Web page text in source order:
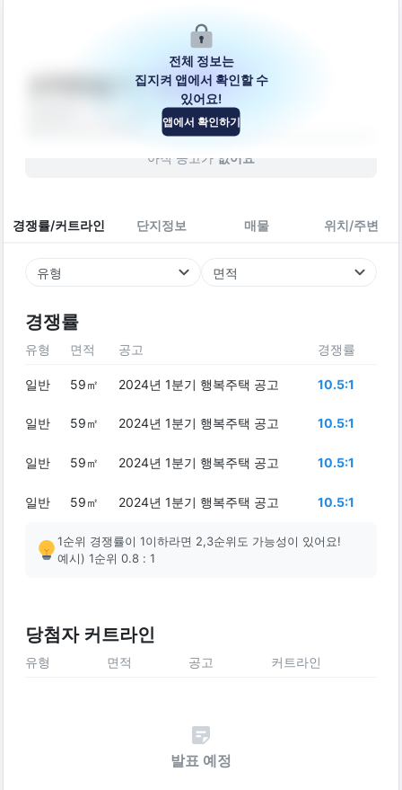
스마트빌2차 103동
대전광역시 서구 가장로 14
아직 공고가 없어요
경쟁률/커트라인 단지정보 매물 위치/주변
유형 면적
경쟁률
전체 정보는
집지켜 앱에서 확인할 수
있어요!
앱에서 확인하기
유형 면적 공고 경쟁률
일반 59㎡ 2024년 1분기 행복주택 공고 10.5:1
일반 59㎡ 2024년 1분기 행복주택 공고 10.5:1
일반 59㎡ 2024년 1분기 행복주택 공고 10.5:1
일반 59㎡ 2024년 1분기 행복주택 공고 10.5:1
1순위 경쟁률이 1이하라면 2,3순위도 가능성이 있어요!
예시) 1순위 0.8 : 1
당첨자 커트라인
유형 면적 공고 커트라인
발표 예정